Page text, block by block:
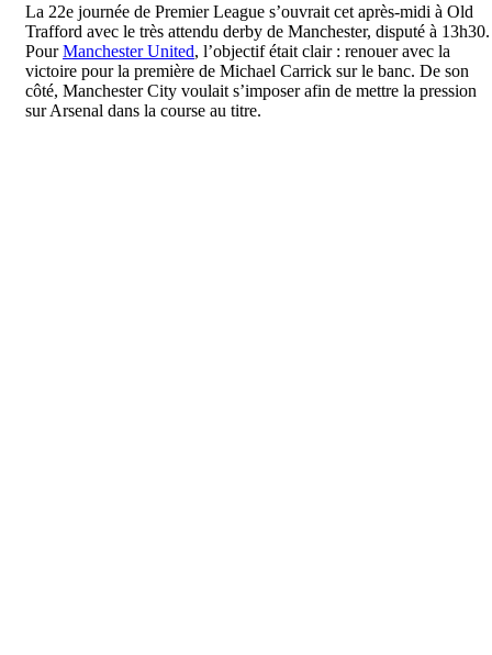
La 22e journée de Premier League s’ouvrait cet après-midi à Old
Trafford avec le très attendu derby de Manchester, disputé à 13h30.
PourManchester United, l’objectif était clair : renouer avec la
victoire pour la première de Michael Carrick sur le banc. De son
côté, Manchester City voulait s’imposer afin de mettre la pression
sur Arsenal dans la course au titre.